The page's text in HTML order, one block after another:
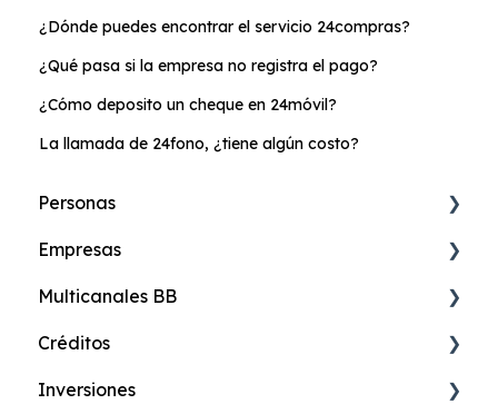
¿Dónde puedes encontrar el servicio 24compras?
¿Qué pasa si la empresa no registra el pago?
¿Cómo deposito un cheque en 24móvil?
La llamada de 24fono, ¿tiene algún costo?
Personas
Cuenta de Ahorros Online
Cuenta Más Online
Cuenta Ahorros
Cuenta Corriente
Empresas
Banca Digital de Empresas
Cuentas
Créditos
Multicanales BB
24online Banca en Internet
24móvil Banca Celular
Créditos
Credimax Online
Inversiones